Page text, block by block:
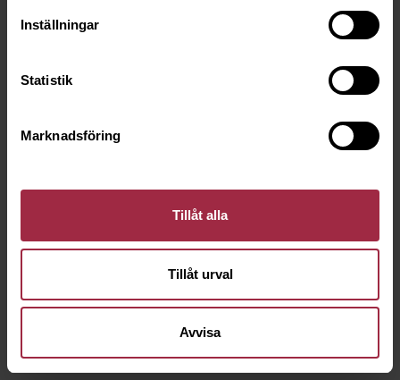
Inställningar
Statistik
Marknadsföring
Tillåt alla
Tillåt urval
Avvisa